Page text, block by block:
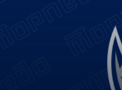
Фотобанк